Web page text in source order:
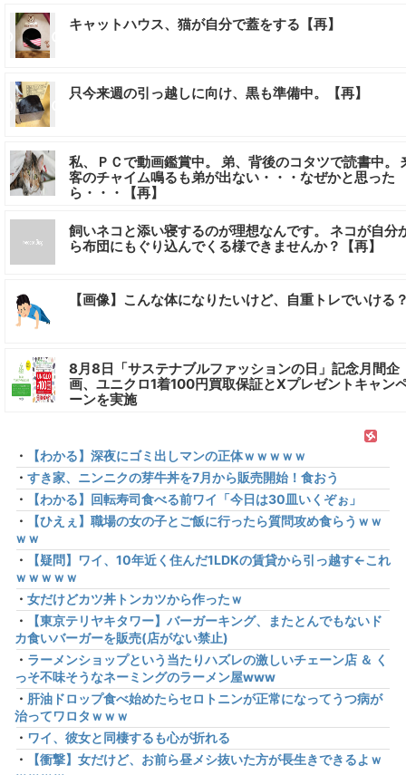
キャットハウス、猫が自分で蓋をする【再】
只今来週の引っ越しに向け、黒も準備中。【再】
私、ＰＣで動画鑑賞中。 弟、背後のコタツで読書中。
客のチャイム鳴るも弟が出ない・・・なぜかと思った
ら・・・【再】
飼いネコと添い寝するのが理想なんです。 ネコが自分
ら布団にもぐり込んでくる様できませんか？【再】
【画像】こんな体になりたいけど、自重トレでいける
8月8日「サステナブルファッションの日」記念月間企
画、ユニクロ1着100円買取保証とXプレゼントキャン
ーンを実施
・
【わかる】深夜にゴミ出しマンの正体ｗｗｗｗｗ
・ すき家、ニンニクの芽牛丼を7月から販売開始！食おう
・
【わかる】回転寿司食べる前ワイ「今日は30皿いくぞぉ」
・
【ひえぇ】職場の女の子とご飯に行ったら質問攻め食らうｗｗ
ｗｗ
・
【疑問】ワイ、10年近く住んだ1LDKの賃貸から引っ越す←これ
ｗｗｗｗｗ
・ 女だけどカツ丼トンカツから作ったｗ
・
【東京テリヤキタワー】バーガーキング、またとんでもないド
カ食いバーガーを販売(店がない禁止)
・ ラーメンショップという当たりハズレの激しいチェーン店 ＆ く
っそ不味そうなネーミングのラーメン屋www
・ 肝油ドロップ食べ始めたらセロトニンが正常になってうつ病が
治ってワロタｗｗｗ
・ ワイ、彼女と同棲するも心が折れる
・
【衝撃】女だけど、お前ら昼メシ抜いた方が長生きできるよｗ